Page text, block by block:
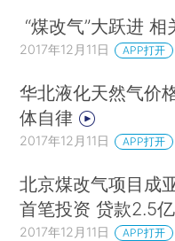
适量压减直供化工、
居民用气1500万立
中国天然气的需求
方面来满足。今年1-
米，增长28.9%。
孟玮表示，对目前“
“煤改气”大跃进
2017年12月11日 APP打开
华北液化天然气价
体自律
2017年12月11日 APP打开
北京煤改气项目成
首笔投资 贷款2.5
2017年12月11日 APP打开